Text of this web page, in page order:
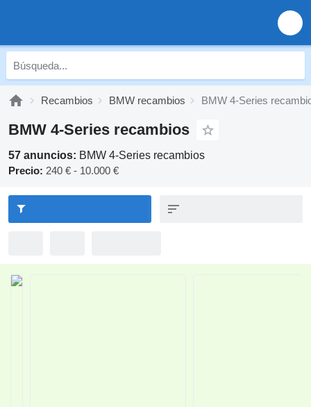
Recambios BMW recambios BMW 4-Series
BMW 4-Series recambios
57 anuncios: BMW 4-Series recambios
Precio: 240 € - 10.000 €